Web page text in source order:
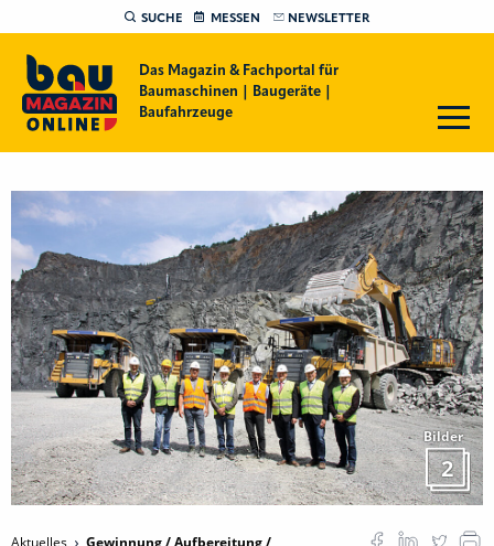
SUCHE MESSEN NEWSLETTER
Das Magazin & Fachportal für
Baumaschinen | Baugeräte |
Baufahrzeuge
Bilder
2
Aktuelles
Gewinnung / Aufbereitung /